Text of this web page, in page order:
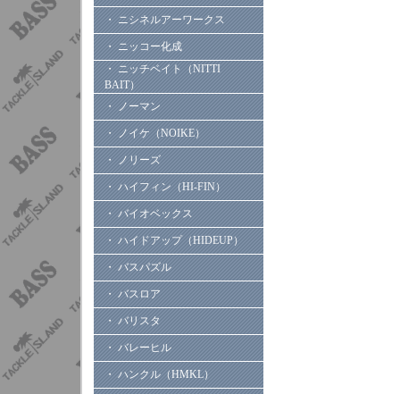
・ ニシネルアーワークス
・ ニッコー化成
・ ニッチベイト（NITTI
BAIT）
・ ノーマン
・ ノイケ（NOIKE）
・ ノリーズ
・ ハイフィン（HI-FIN）
・ バイオベックス
・ ハイドアップ（HIDEUP）
・ バスパズル
・ バスロア
・ バリスタ
・ バレーヒル
・ ハンクル（HMKL）